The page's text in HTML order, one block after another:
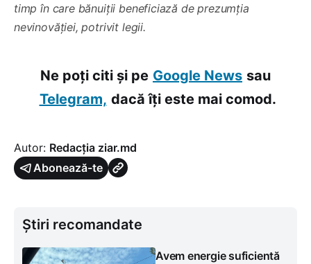
timp în care bănuiții beneficiază de prezumția
nevinovăției, potrivit legii.
Ne poți citi și pe Google News sau
Telegram, dacă îți este mai comod.
Autor: Redacția ziar.md
Abonează-te
Știri recomandate
Avem energie suficientă